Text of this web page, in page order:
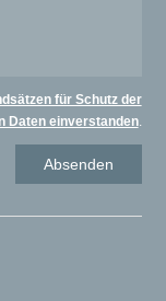
für Schutz der
Daten einverstanden.